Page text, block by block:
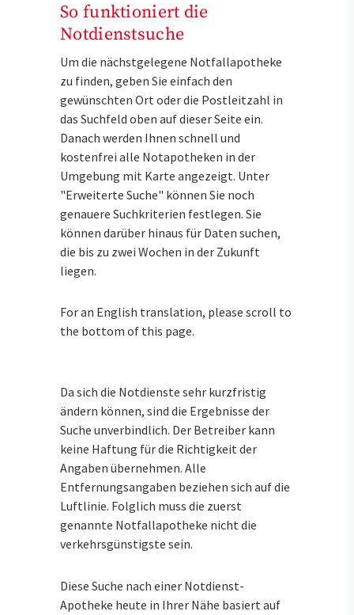
So funktioniert die
Notdienstsuche
Um die nächstgelegene Notfallapotheke
zu finden, geben Sie einfach den
gewünschten Ort oder die Postleitzahl in
das Suchfeld oben auf dieser Seite ein.
Danach werden Ihnen schnell und
kostenfrei alle Notapotheken in der
Umgebung mit Karte angezeigt. Unter
"Erweiterte Suche" können Sie noch
genauere Suchkriterien festlegen. Sie
können darüber hinaus für Daten suchen,
die bis zu zwei Wochen in der Zukunft
liegen.
For an English translation, please scroll to
the bottom of this page.
Da sich die Notdienste sehr kurzfristig
ändern können, sind die Ergebnisse der
Suche unverbindlich. Der Betreiber kann
keine Haftung für die Richtigkeit der
Angaben übernehmen. Alle
Entfernungsangaben beziehen sich auf die
Luftlinie. Folglich muss die zuerst
genannte Notfallapotheke nicht die
verkehrsgünstigste sein.
Diese Suche nach einer Notdienst-
Apotheke heute in Ihrer Nähe basiert auf